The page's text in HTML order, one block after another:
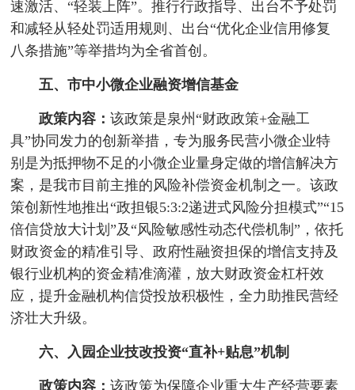
速激活、“轻装上阵”。推行行政指导、出台不予处罚
和减轻从轻处罚适用规则、出台“优化企业信用修复
八条措施”等举措均为全省首创。
五、市中小微企业融资增信基金
政策内容： 该政策是泉州“财政政策+金融工
具”协同发力的创新举措，专为服务民营小微企业特
别是为抵押物不足的小微企业量身定做的增信解决方
案，是我市目前主推的风险补偿资金机制之一。该政
策创新性地推出“政担银5:3:2递进式风险分担模式”“15
倍信贷放大计划”及“风险敏感性动态代偿机制”，依托
财政资金的精准引导、政府性融资担保的增信支持及
银行业机构的资金精准滴灌，放大财政资金杠杆效
应，提升金融机构信贷投放积极性，全力助推民营经
济壮大升级。
六、入园企业技改投资“直补+贴息”机制
政策内容： 该政策为保障企业重大生产经营要素